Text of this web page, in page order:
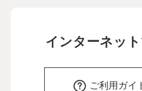
インターネッ
ご利用ガイ